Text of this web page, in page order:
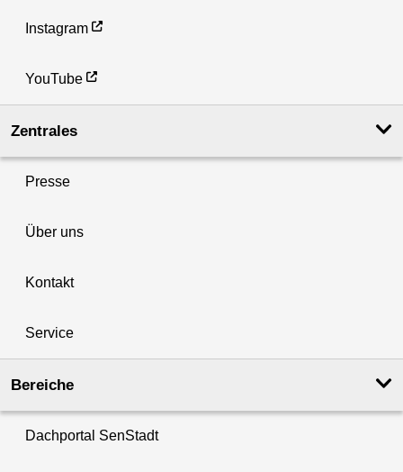
Instagram
YouTube
Zentrales
Presse
Über uns
Kontakt
Service
Bereiche
Dachportal SenStadt